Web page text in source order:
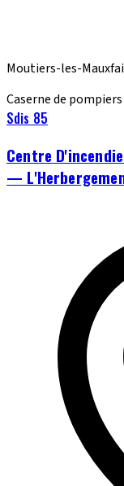
Moutiers-les-
Caserne de pompiers
Sdis 85
Centre
—